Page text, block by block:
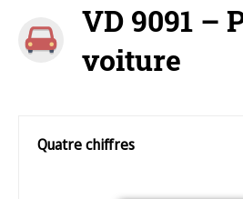
VD 9091 –
voiture
Quatre chiffres